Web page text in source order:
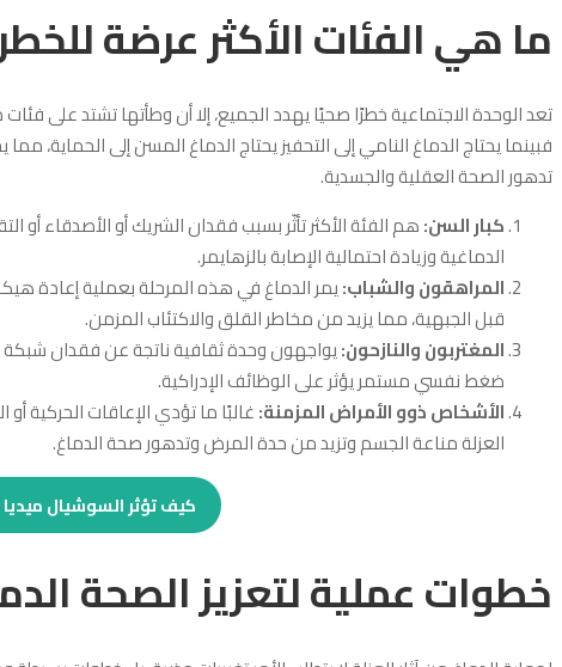
ما هي الفئات الأكثر عرضة
تعد الوحدة الاجتماعية خطرًا صحيًا يهدد الجميع، إلا أن وطأتها تشتد على فئات
فبينما يحتاج الدماغ النامي إلى التحفيز يحتاج الدماغ المسن إلى
تدهور الصحة العقلية والجسدية.
كبار السن:هم الفئة الأكثر تأثّر بسبب فقدان الشريك أو الأصدقاء
الدماغية وزيادة احتمالية الإصابة بالزهايمر.
المراهقون والشباب:يمر الدماغ في هذه المرحلة بعملية إعادة
قبل الجبهية، مما يزيد من مخاطر القلق والاكتئاب المزمن.
المغتربون والنازحون:يواجهون وحدة ثقافية ناتجة عن فقدان شبكة
ضغط نفسي مستمر يؤثر على الوظائف الإدراكية.
الأشخاص ذوو الأمراض المزمنة:غالبًا ما تؤدي الإعاقات الحركية
العزلة مناعة الجسم وتزيد من حدة المرض وتدهور صحة الدماغ.
كيف تؤثر السوشيال
خطوات عملية لتعزيز الصحة